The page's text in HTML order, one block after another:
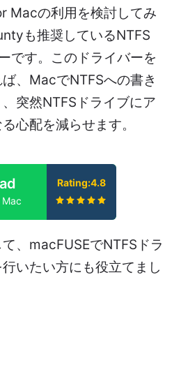
Macの利用を検討してみ
も推奨しているNTFS
です。このドライバーを
、MacでNTFSへの書き
突然NTFSドライブにア
心配を減らせます。
Rating:4.8
、macFUSEでNTFSドラ
いたい方にも役立てまし